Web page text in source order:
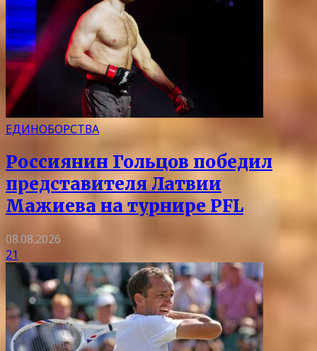
ЕДИНОБОРСТВА
Россиянин Гольцов победил
представителя Латвии
Мажиева на турнире PFL
08.08.2026
21